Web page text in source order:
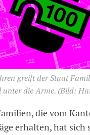
greift der Staat
die Arme. (Bild:
die vom
erhalten, hat sich